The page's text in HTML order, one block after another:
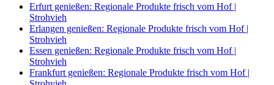
Erfurt genießen: Regionale Produkte frisch vom Hof |
Strohvieh
Erlangen genießen: Regionale Produkte frisch vom Hof |
Strohvieh
Essen genießen: Regionale Produkte frisch vom Hof |
Strohvieh
Frankfurt genießen: Regionale Produkte frisch vom Hof |